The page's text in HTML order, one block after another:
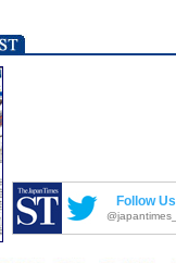
Follow Us